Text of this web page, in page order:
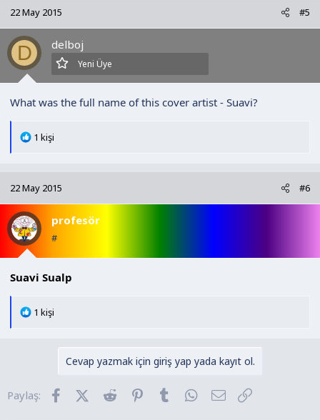
i
l
e
r
22 May 2015 #5
D delboj
Yeni Üye
What was the full name of this cover artist - Suavi?
T
i
l
e
r
1 kişi
22 May 2015 #6
profesör
#
Suavi Sualp
T
e
1 kişi
Cevap yazmak için giriş yap yada kayıt ol.
Paylaş: FacebookX (Twitter)
Reddit Pinterest
Tumblr WhatsApp
E-posta